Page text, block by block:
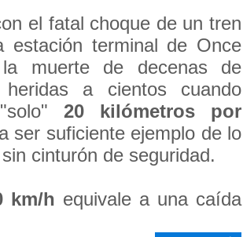
el fatal choque de un tren
estación terminal de Once
la muerte de decenas de
a cientos cuando
20 kilómetros por
ser suficiente ejemplo de lo
cinturón de seguridad.
km/h equivale a una caída